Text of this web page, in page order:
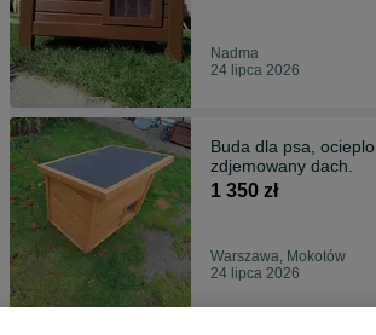
Nadma
24 lipca 2026
Buda dla psa,
zdjemowany dach.
1 350 zł
Warszawa, Mokotów
24 lipca 2026